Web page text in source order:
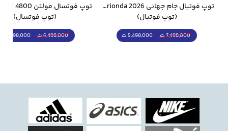
توپ فوتبال جام جهانی 2026 Trionda مشابه اورجینال
(توپ فوتبال)
7,498,000 ت 5,498,000 ت
(توپ فوتسال)
6,498,000 ت 5,298,000 ت